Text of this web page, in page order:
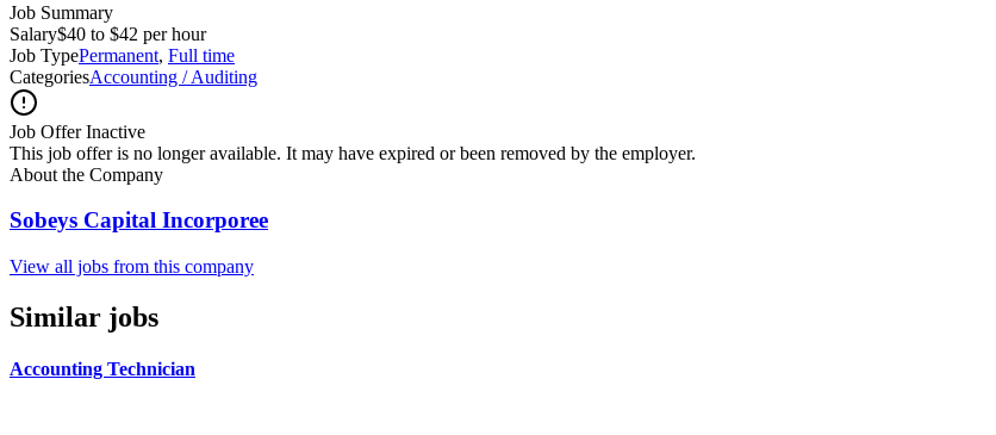
Job Summary
Salary$40 to $42 per hour
Job TypePermanent, Full time
CategoriesAccounting / Auditing
Job Offer Inactive
This job offer is no longer available. It may have expired or been removed by the employer.
About the Company
Sobeys Capital Incorporee
View all jobs from this company
Similar jobs
Accounting Technician